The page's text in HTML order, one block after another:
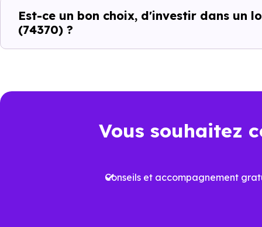
différences entre les
investissement.
Un choix
logement neuf conforme à la
Cela permet non seulement
Est-ce un bon choix, d'investir dans un
(74370) ?
Vous souhaitez
Conseils et accompagnement